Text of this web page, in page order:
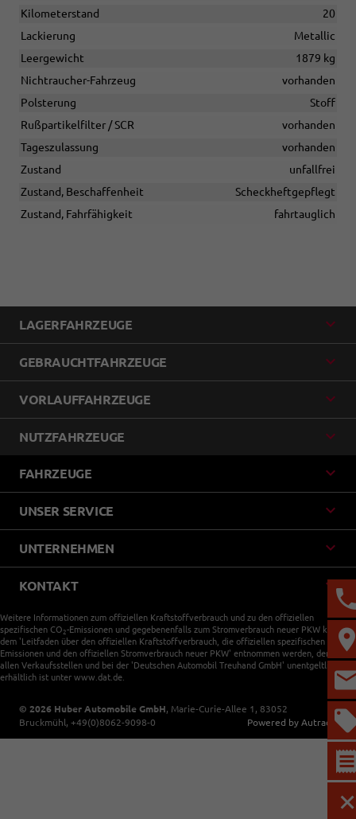
Kilometerstand
20
Lackierung
Metallic
Leergewicht
1879 kg
Nichtraucher-Fahrzeug
vorhanden
Polsterung
Stoff
Rußpartikelfilter / SCR
vorhanden
Tageszulassung
vorhanden
Zustand
unfallfrei
Zustand, Beschaffenheit
Scheckheftgepflegt
Zustand, Fahrfähigkeit
fahrtauglich
LAGERFAHRZEUGE
GEBRAUCHTFAHRZEUGE
VORLAUFFAHRZEUGE
NUTZFAHRZEUGE
FAHRZEUGE
UNSER SERVICE
UNTERNEHMEN
KONTAKT
Weitere Informationen zum offiziellen Kraftstoffverbrauch und zu den offiziellen
spezifischen CO 2-Emissionen und gegebenenfalls zum Stromverbrauch neuer PKW können
dem 'Leitfaden über den offiziellen Kraftstoffverbrauch, die offiziellen spezifischen CO2 -
Emissionen und den offiziellen Stromverbrauch neuer PKW' entnommen werden, der an
allen Verkaufsstellen und bei der 'Deutschen Automobil Treuhand GmbH' unentgeltlich
erhältlich ist unter www.dat.de.
© 2026 Huber Automobile GmbH, Marie-Curie-Allee 1 , 83052
Bruckmühl, +49(0)8062-9098-0 Powered by Autrado